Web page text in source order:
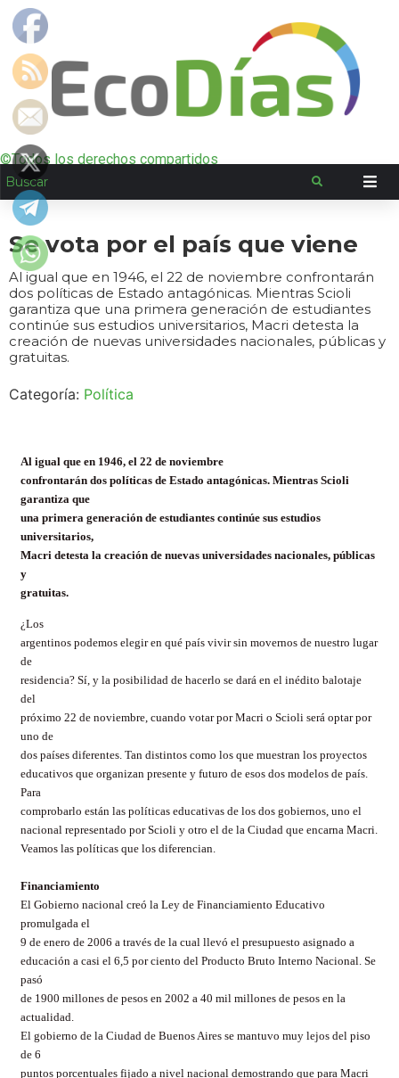
©Todos los derechos compartidos
Se vota por el país que viene
Al igual que en 1946, el 22 de noviembre confrontarán
dos políticas de Estado antagónicas. Mientras Scioli
garantiza que una primera generación de estudiantes
continúe sus estudios universitarios, Macri detesta la
creación de nuevas universidades nacionales, públicas y
gratuitas.
Categoría: Política
Al igual que en 1946, el 22 de noviembre
confrontarán dos políticas de Estado antagónicas. Mientras Scioli
garantiza que
una primera generación de estudiantes continúe sus estudios
universitarios,
Macri detesta la creación de nuevas universidades nacionales, públicas
y
gratuitas.
¿Los
argentinos podemos elegir en qué país vivir sin movernos de nuestro lugar
de
residencia? Sí, y la posibilidad de hacerlo se dará en el inédito balotaje
del
próximo 22 de noviembre, cuando votar por Macri o Scioli será optar por
uno de
dos países diferentes. Tan distintos como los que muestran los proyectos
educativos que organizan presente y futuro de esos dos modelos de país.
Para
comprobarlo están las políticas educativas de los dos gobiernos, uno el
nacional representado por Scioli y otro el de la Ciudad que encarna Macri.
Veamos las políticas que los diferencian.
Financiamiento
El Gobierno nacional creó la Ley de Financiamiento Educativo
promulgada el
9 de enero de 2006 a través de la cual llevó el presupuesto asignado a
educación a casi el 6,5 por ciento del Producto Bruto Interno Nacional. Se
pasó
de 1900 millones de pesos en 2002 a 40 mil millones de pesos en la
actualidad.
El gobierno de la Ciudad de Buenos Aires se mantuvo muy lejos del piso
de 6
puntos porcentuales fijado a nivel nacional demostrando que para Macri